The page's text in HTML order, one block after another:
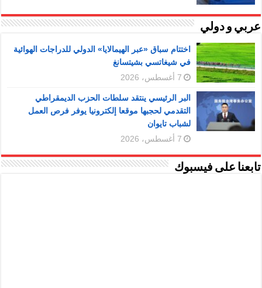
عربي و دولي
اختتام سباق «عبر الهيمالايا» الدولي للدراجات الهوائية
في شيغاتسي بشيتسانغ
7 أغسطس، 2026
البر الرئيسي ينتقد سلطات الحزب الديمقراطي
التقدمي لحجبها موقعا إلكترونيا يوفر فرص العمل
لشباب تايوان
7 أغسطس، 2026
تابعنا على فيسبوك